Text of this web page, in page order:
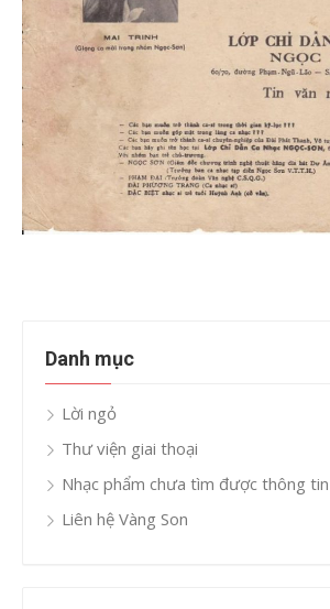
Danh mục
Lời ngỏ
Thư viện giai thoại
Nhạc phẩm chưa tìm được thông tin
Liên hệ Vàng Son